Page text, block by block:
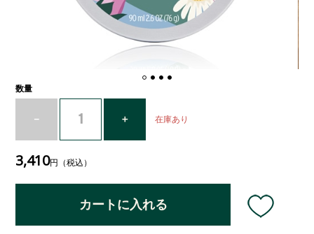
数量
在庫あり
3,410円（税込）
カートに入れる